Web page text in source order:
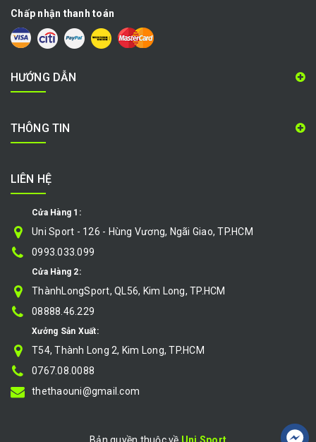
Chấp nhận thanh toán
HƯỚNG DẪN
THÔNG TIN
LIÊN HỆ
Cửa Hàng 1:
Uni Sport - 126 - Hùng Vương, Ngãi Giao, TP.HCM
0993.033.099
Cửa Hàng 2:
ThànhLongSport, QL56, Kim Long, TP.HCM
08888.46.229
Xưởng Sản Xuất:
T54, Thành Long 2, Kim Long, TP.HCM
0767.08.0088
thethaouni@gmail.com